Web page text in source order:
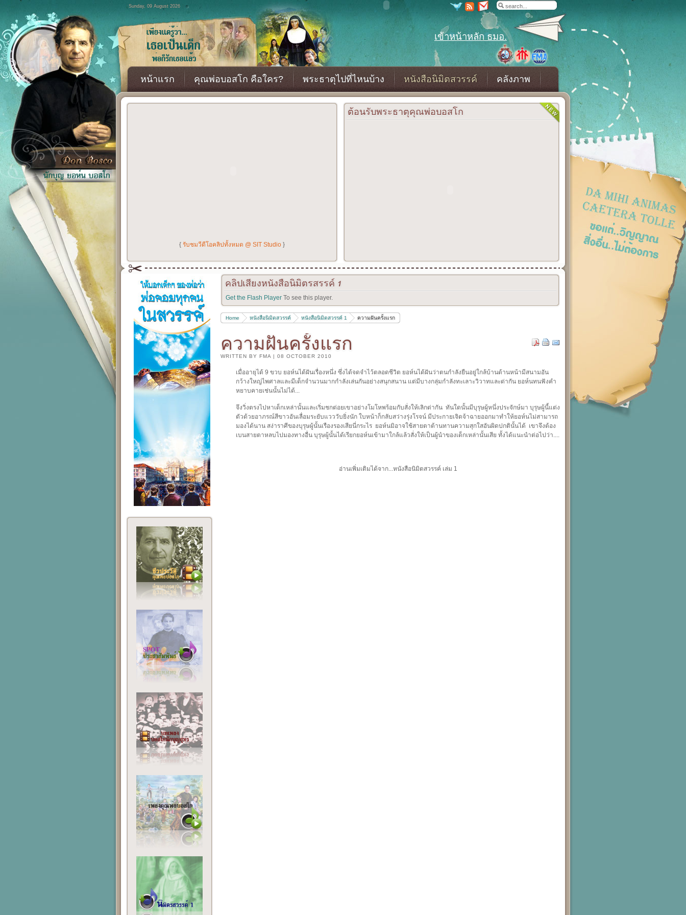
Sunday, 09 August 2026
เข้าหน้าหลัก ธมอ.
หน้าแรก คุณพ่อบอสโก คือใคร? พระธาตุไปที่ไหนบ้าง หนังสือนิมิตสวรรค์ คลังภาพ
{ รับชมวีดีโอคลิปทั้งหมด @ SIT Studio }
ต้อนรับพระธาตุคุณพ่อบอสโก
คลิปเสียงหนังสือนิมิตรสรรค์ 1
Get the Flash Player To see this player.
Home หนังสือนิมิตสวรรค์ หนังสือนิมิตสวรรค์ 1 ความฝันครั้งแรก
ความฝันครั้งแรก
WRITTEN BY FMA | 08 OCTOBER 2010
เมื่ออายุได้ 9 ขวบ ยอห์นได้ฝันเรื่องหนึ่ง ซึ่งได้จดจำไว้ตลอดชีวิต ยอห์นได้ฝันว่าตนกำลังยืนอยู่ใกล้บ้านด้านหน้ามีสนามอัน
กว้างใหญ่ไพศาลและมีเด็กจำนวนมากกำลังเล่นกันอย่างสนุกสนาน แต่มีบางกลุ่มกำลังทะเลาะวิวาทและด่ากัน ยอห์นทนฟังคำ
หยาบคายเช่นนั้นไม่ได้...
จึงวิ่งตรงไปหาเด็กเหล่านั้นและเริ่มชกต่อยเขาอย่างโมโหพร้อมกับสั่งให้เลิกด่ากัน ทันใดนั้นมีบุรุษผู้หนึ่งประจักษ์มา บุรุษผู้นี้แต่ง
ตัวด้วยอาภรณ์สีขาวอันเลื่อมระยับแวววับยิ่งนัก ใบหน้าก็กลับสว่างรุ่งโรจน์ มีประกายเจิดจ้าฉายออกมาทำให้ยอห์นไม่สามารถ
มองได้นาน สง่าราศีของบุรุษผู้นั้นเรืองรองเสียนี่กระไร ยอห์นมิอาจใช้สายตาต้านทานความสุกใสอันผิดปกตินั้นได้ เขาจึงต้อง
เบนสายตาหลบไปมองทางอื่น บุรุษผู้นั้นได้เรียกยอห์นเข้ามาใกล้แล้วสั่งให้เป็นผู้นำของเด็กเหล่านั้นเสีย ทั้งได้แนะนำต่อไปว่า....
อ่านเพิ่มเติมได้จาก...หนังสือนิมิตสวรรค์ เล่ม 1